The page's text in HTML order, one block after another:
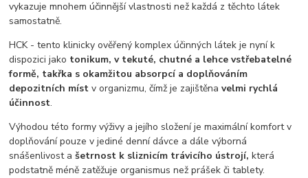
vykazuje mnohem účinnější vlastnosti než každá z těchto látek
samostatně.
HCK - tento klinicky ověřený komplex účinných látek je nyní k
dispozici jako tonikum, v tekuté, chutné a lehce vstřebatelné
formě, takřka s okamžitou absorpcí a doplňováním
depozitních místv organizmu, čímž je zajištěnavelmi rychlá
účinnost.
Výhodou této formy výživy a jejího složení je maximální komfort v
doplňování pouze v jediné denní dávce a dále výborná
snášenlivost ašetrnost k sliznicím trávicího ústrojí, která
podstatně méně zatěžuje organismus než prášek či tablety.